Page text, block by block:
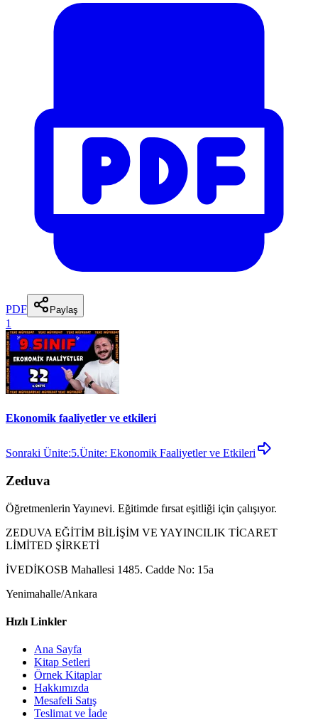
PDF Paylaş
1
Ekonomik faaliyetler ve etkileri
Sonraki Ünite:5.Ünite: Ekonomik Faaliyetler ve Etkileri
Zeduva
Öğretmenlerin Yayınevi. Eğitimde fırsat eşitliği için çalışıyor.
ZEDUVA EĞİTİM BİLİŞİM VE YAYINCILIK TİCARET
LİMİTED ŞİRKETİ
İVEDİKOSB Mahallesi 1485. Cadde No: 15a
Yenimahalle/Ankara
Hızlı Linkler
Ana Sayfa
Kitap Setleri
Örnek Kitaplar
Hakkımızda
Mesafeli Satış
Teslimat ve İade